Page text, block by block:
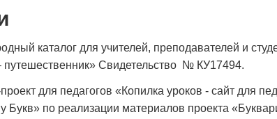
каталог для учителей, преподавателей и
Свидетельство № КУ17494.
для педагогов «Копилка уроков - сайт для
Букв» по реализации материалов проекта